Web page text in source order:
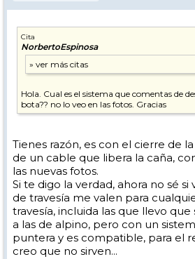
Cita
NorbertoEspinosa
Hola. Cual es el sistema que comentas de
bota?? no lo veo en las fotos. Gracias
Tienes razón, es con el cierre de
de un cable que libera la caña,
las nuevas fotos.
Si te digo la verdad, ahora no sé si
de travesía me valen para
travesía, incluida las que llevo
a las de alpino, pero con un
puntera y es compatible, para el
creo que no sirven...